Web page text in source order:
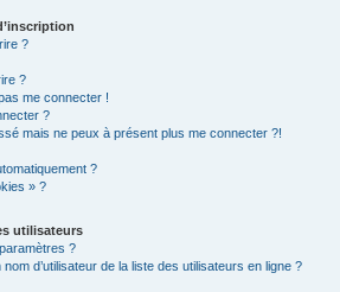
?
?
me connecter !
?
mais ne peux à présent plus me connecter ?!
?
» ?
utilisateurs
?
d’utilisateur de la liste des utilisateurs en ligne ?